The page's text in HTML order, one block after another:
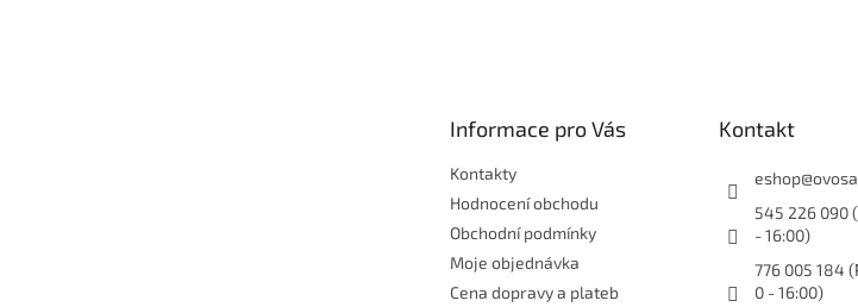
Informace pro Vás
Kontakty
Hodnocení obchodu
Obchodní podmínky
Moje objednávka
Cena dopravy a plateb
Kontakt
eshop@
545 226 090
- 16:00)
776 005 184
0 - 16:00)